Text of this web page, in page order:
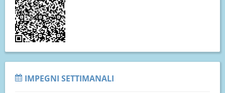
IMPEGNI SETTIMANALI